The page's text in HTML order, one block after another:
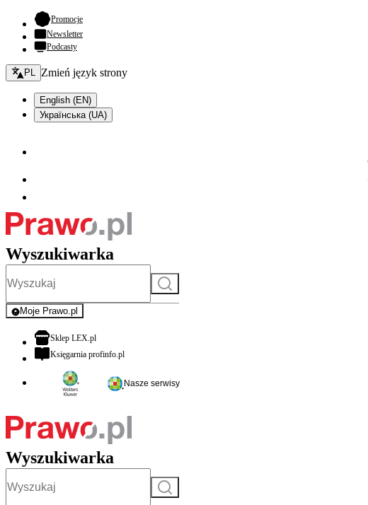
Promocje- otwiera się w nowej karcie
Newsletter
Podcasty
Zmień język - bieżący:
PL Zmień język strony
English (EN)
Українська (UA)
Wyszukiwarka
Szukaj
Moje Prawo.pl
- rejestracja i logowanie do serwisu
Sklep LEX.plotwiera się w nowej karcie
Księgarnia profinfo.plotwiera się w nowej karcie
Nasze serwisy
Wyszukiwarka
Szukaj